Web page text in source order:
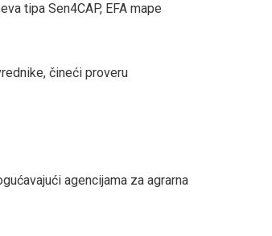
tipa Sen4CAP, EFA mape
čineći proveru
agencijama za agrarna